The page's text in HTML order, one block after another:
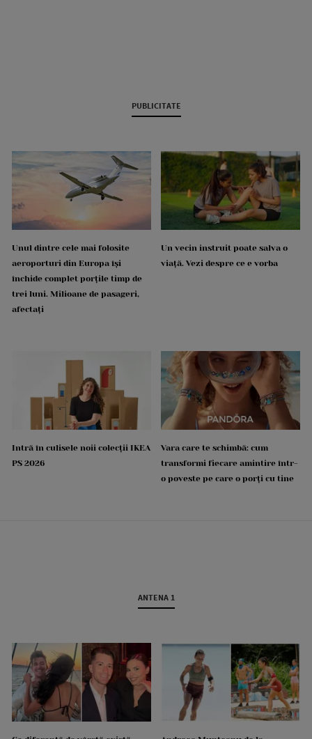
PUBLICITATE
Unul dintre cele mai folosite
aeroporturi din Europa își
închide complet porțile timp de
trei luni. Milioane de pasageri,
afectați
Un vecin instruit poate salva o
viață. Vezi despre ce e vorba
Intră în culisele noii colecții IKEA
PS 2026
Vara care te schimbă: cum
transformi fiecare amintire într-
o poveste pe care o porți cu tine
ANTENA 1